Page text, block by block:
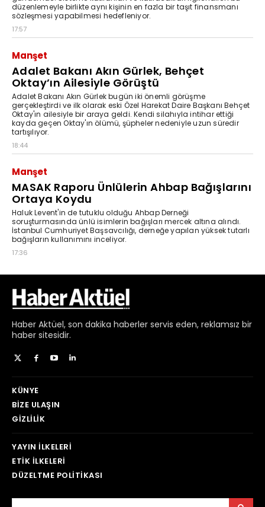
Haber Aktüel, son dakika haberler servis eden, reklamsız bir
haber sitesidir.
KÜNYE
BIZE ULAŞIN
GIZLILIK
YAYIN İLKELERI
ETIK İLKELERI
DÜZELTME POLITIKASI